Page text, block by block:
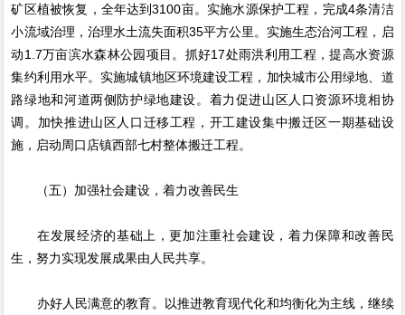
矿区植被恢复，全年达到3100亩。实施水源保护工程，完成4条清洁
小流域治理，治理水土流失面积35平方公里。实施生态治河工程，启
动1.7万亩滨水森林公园项目。抓好17处雨洪利用工程，提高水资源
集约利用水平。实施城镇地区环境建设工程，加快城市公用绿地、道
路绿地和河道两侧防护绿地建设。着力促进山区人口资源环境相协
调。加快推进山区人口迁移工程，开工建设集中搬迁区一期基础设
施，启动周口店镇西部七村整体搬迁工程。
（五）加强社会建设，着力改善民生
在发展经济的基础上，更加注重社会建设，着力保障和改善民
生，努力实现发展成果由人民共享。
办好人民满意的教育。以推进教育现代化和均衡化为主线，继续